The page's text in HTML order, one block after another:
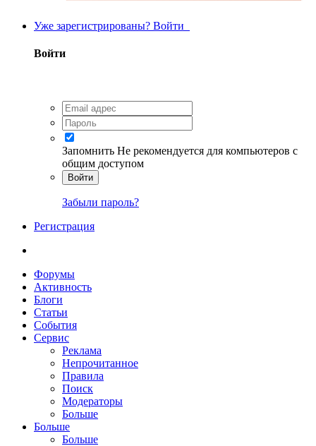
Уже зарегистрированы? Войти
Войти
Запомнить Не рекомендуется для компьютеров с
общим доступом
Войти
Забыли пароль?
Регистрация
Форумы
Активность
Блоги
Статьи
События
Сервис
Реклама
Непрочитанное
Правила
Поиск
Модераторы
Больше
Больше
Больше